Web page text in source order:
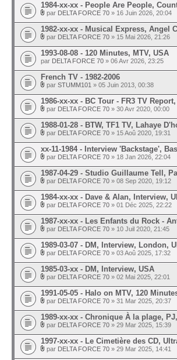
1984-xx-xx - People Are People,
par DELTA FORCE 70 » 16 Juin 2026, 20:04
1982-xx-xx - Musical Express, Angel
par DELTA FORCE 70 » 15 Mai 2026, 21:26
1993-08-08 - 120 Minutes, MTV, USA
par DELTA FORCE 70 » 06 Avr 2026, 23:25
French TV - 1982-2006
par STUMM101 » 05 Juin 2013, 00:38
1986-xx-xx - BC Tour - FR3 TV
par DELTA FORCE 70 » 30 Avr 2020, 00:00
1988-01-28 - BTW, TF1 TV, Lahaye
par DELTA FORCE 70 » 15 Aoû 2020, 19:31
xx-11-1984 - Interview 'Backstage',
par DELTA FORCE 70 » 18 Jan 2026, 22:04
1987-04-29 - Studio Guillaume Tell,
par DELTA FORCE 70 » 08 Sep 2020, 19:12
1984-xx-xx - Dave & Alan, Interview,
par DELTA FORCE 70 » 01 Déc 2025, 22:22
1987-xx-xx - Les Enfants du Rock -
par DELTA FORCE 70 » 10 Juil 2020, 21:45
1989-03-07 - DM, Interview, London,
par DELTA FORCE 70 » 03 Aoû 2025, 17:32
1985-03-xx - DM, Interview, USA
par DELTA FORCE 70 » 02 Mai 2025, 22:01
1991-05-05 - Halo on MTV, 120
par DELTA FORCE 70 » 31 Mar 2025, 20:37
1989-xx-xx - Chronique À la plage,
par DELTA FORCE 70 » 29 Mar 2025, 15:39
1997-xx-xx - Le Cimetière des CD,
par DELTA FORCE 70 » 29 Mar 2025, 14:41